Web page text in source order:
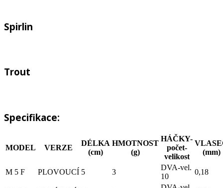
Spirlin
Trout
Specifikace:
MODEL VERZE
DÉLKA
(cm)
HMOTNOST
(g)
HÁČKY-
počet-
velikost
(mm)
M 5 F PLOVOUCÍ 5 3
DVA-vel.
10
0,18